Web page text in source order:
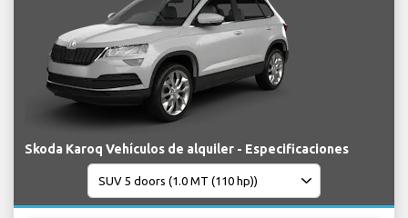
Skoda Karoq Vehículos de alquiler - Especificaciones